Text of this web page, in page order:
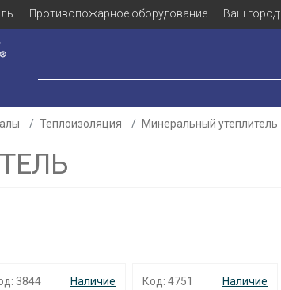
Противопожарное оборудование Ваш город:
Теплоизоляция Минеральный утеплитель
3844 Наличие Код: 4751 Наличие